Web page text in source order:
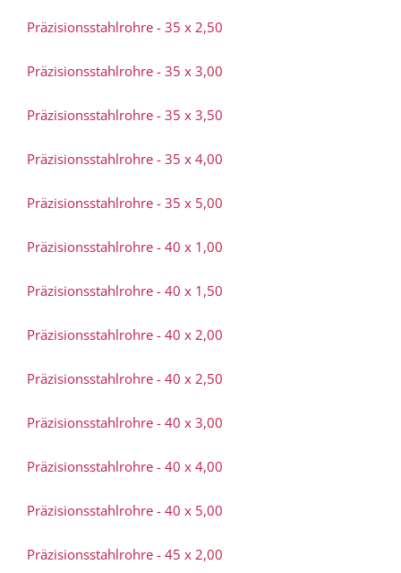
Präzisionsstahlrohre - 35 x 2,50
Präzisionsstahlrohre - 35 x 3,00
Präzisionsstahlrohre - 35 x 3,50
Präzisionsstahlrohre - 35 x 4,00
Präzisionsstahlrohre - 35 x 5,00
Präzisionsstahlrohre - 40 x 1,00
Präzisionsstahlrohre - 40 x 1,50
Präzisionsstahlrohre - 40 x 2,00
Präzisionsstahlrohre - 40 x 2,50
Präzisionsstahlrohre - 40 x 3,00
Präzisionsstahlrohre - 40 x 4,00
Präzisionsstahlrohre - 40 x 5,00
Präzisionsstahlrohre - 45 x 2,00